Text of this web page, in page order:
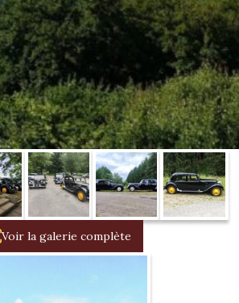
Présentation 7
Présentation 11
Présentation 15 six
Evolution 7 et 11 -
1934/1941
Evolution 11 –
1945/1952
Evolution 11 –
Voir la galerie complète